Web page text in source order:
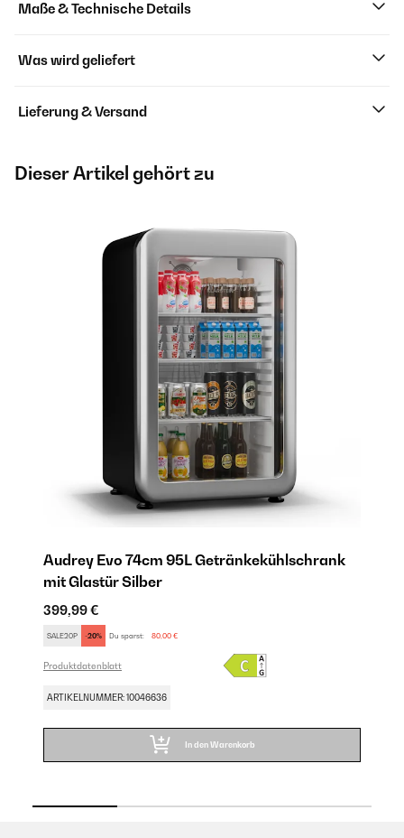
Maße & Technische Details
Was wird geliefert
Lieferung & Versand
Dieser Artikel gehört zu
Audrey Evo 74cm 95L Getränkekühlschrank
mit Glastür​ Silber
399,99 €
SALE20P -20% Du sparst: 80,00 €
Produktdatenblatt
ARTIKELNUMMER: 10046636
In den Warenkorb